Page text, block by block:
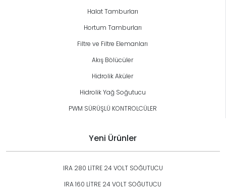
Halat Tamburları
Hortum Tamburları
Filtre ve Filtre Elemanları
Akış Bölücüler
Hidrolik Aküler
Hidrolik Yağ Soğutucu
PWM SÜRÜŞLÜ KONTROLCÜLER
Yeni Ürünler
IRA 280 LİTRE 24 VOLT SOĞUTUCU
IRA 160 LİTRE 24 VOLT SOĞUTUCU